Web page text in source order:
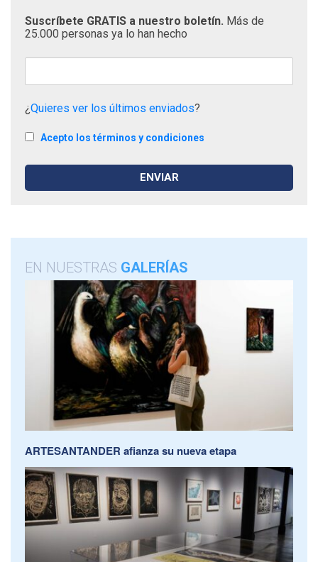
Suscríbete GRATIS a nuestro boletín. Más de
25.000 personas ya lo han hecho
¿Quieres ver los últimos enviados?
Acepto los términos y condiciones
EN NUESTRAS GALERÍAS
ARTESANTANDER afianza su nueva etapa